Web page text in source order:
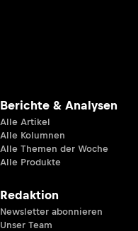
Berichte & Analysen
Alle Artikel
Alle Kolumnen
Alle Themen der Woche
Alle Produkte
Redaktion
Newsletter abonnieren
Unser Team